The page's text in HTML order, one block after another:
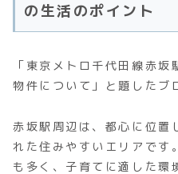
の生活のポイント
「東京メトロ千代田線赤
物件について」と題したブ
赤坂駅周辺は、都心に位置
れた住みやすいエリアです
も多く、子育てに適した環